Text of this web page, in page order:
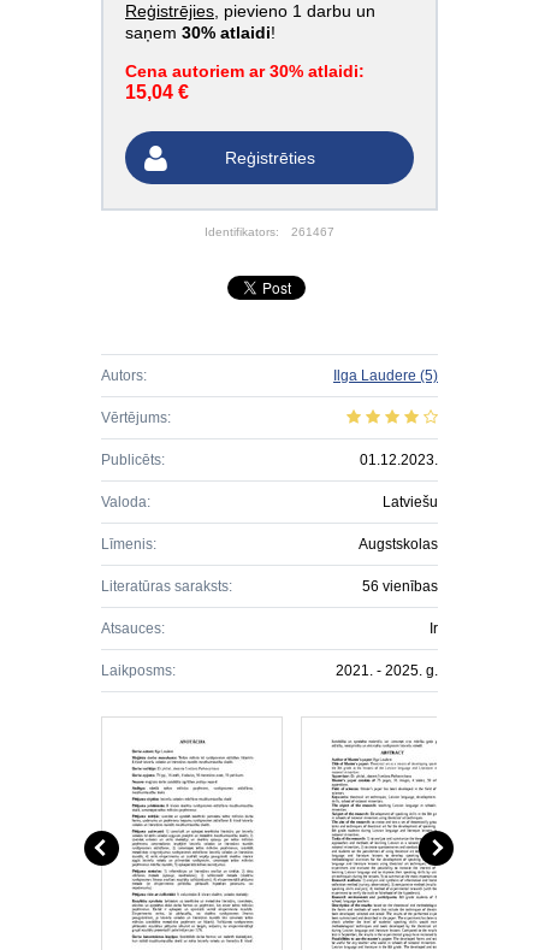
Reģistrējies , pievieno 1 darbu un
saņem 30% atlaidi!
Cena autoriem ar 30% atlaidi:
15,04 €
Reģistrēties
Identifikators: 261467
Autors: Ilga Laudere (5)
Vērtējums:
Publicēts: 01.12.2023.
Valoda: Latviešu
Līmenis: Augstskolas
Literatūras saraksts: 56 vienības
Atsauces: Ir
Laikposms: 2021. - 2025. g.